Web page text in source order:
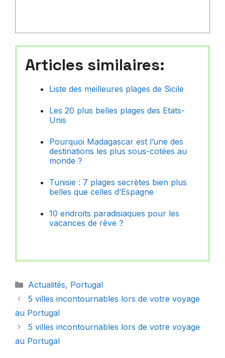
Articles similaires:
Liste des meilleures plages de Sicile
Les 20 plus belles plages des Etats-
Unis
Pourquoi Madagascar est l’une des
destinations les plus sous-cotées au
monde ?
Tunisie : 7 plages secrètes bien plus
belles que celles d’Espagne
10 endroits paradisiaques pour les
vacances de rêve ?
Catégories
Actualités, Portugal
5 villes incontournables lors de votre voyage
au Portugal
5 villes incontournables lors de votre voyage
au Portugal